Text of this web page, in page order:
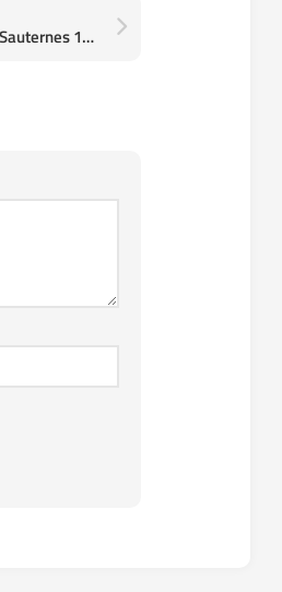
Crème de Tête Château d'Armajan Sauternes 1988